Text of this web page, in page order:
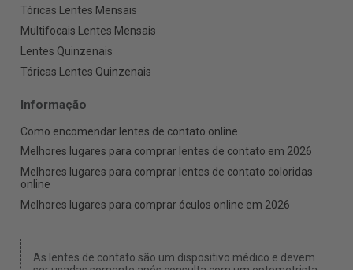
Tóricas Lentes Mensais
Multifocais Lentes Mensais
Lentes Quinzenais
Tóricas Lentes Quinzenais
Informação
Como encomendar lentes de contato online
Melhores lugares para comprar lentes de contato em 2026
Melhores lugares para comprar lentes de contato coloridas
online
Melhores lugares para comprar óculos online em 2026
As lentes de contato são um dispositivo médico e devem